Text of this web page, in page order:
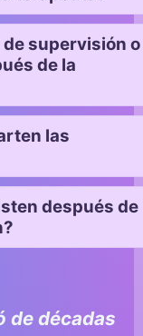
supervisión o
de la
las
después de
de décadas